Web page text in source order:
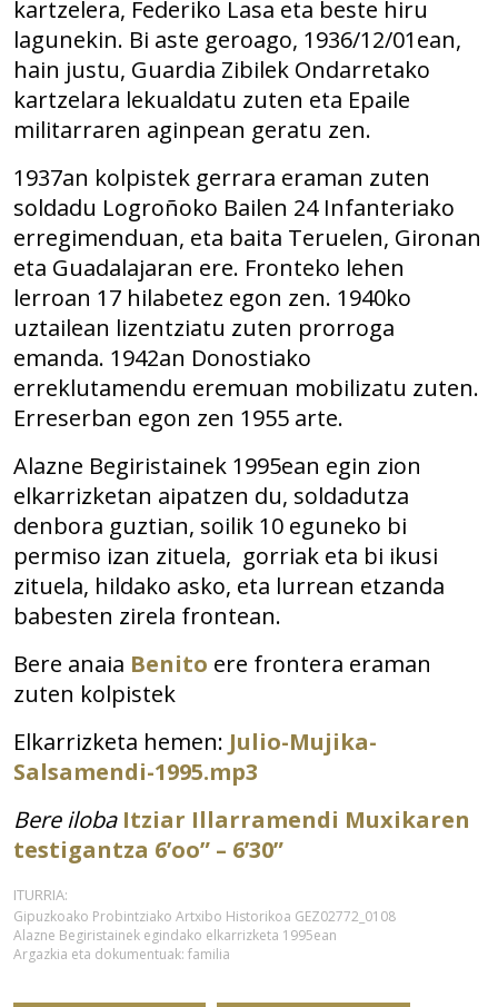
kartzelera, Federiko Lasa eta beste hiru
lagunekin. Bi aste geroago, 1936/12/01ean,
hain justu, Guardia Zibilek Ondarretako
kartzelara lekualdatu zuten eta Epaile
militarraren aginpean geratu zen.
1937an kolpistek gerrara eraman zuten
soldadu Logroñoko Bailen 24 Infanteriako
erregimenduan, eta baita Teruelen, Gironan
eta Guadalajaran ere. Fronteko lehen
lerroan 17 hilabetez egon zen. 1940ko
uztailean lizentziatu zuten prorroga
emanda. 1942an Donostiako
erreklutamendu eremuan mobilizatu zuten.
Erreserban egon zen 1955 arte.
Alazne Begiristainek 1995ean egin zion
elkarrizketan aipatzen du, soldadutza
denbora guztian, soilik 10 eguneko bi
permiso izan zituela, gorriak eta bi ikusi
zituela, hildako asko, eta lurrean etzanda
babesten zirela frontean.
Bere anaia Benito ere frontera eraman
zuten kolpistek
Elkarrizketa hemen: Julio-Mujika-
Salsamendi-1995.mp3
Bere iloba Itziar Illarramendi Muxikaren
testigantza 6’oo” – 6’30”
ITURRIA:
Gipuzkoako Probintziako Artxibo Historikoa GEZ02772_0108
Alazne Begiristainek egindako elkarrizketa 1995ean
Argazkia eta dokumentuak: familia